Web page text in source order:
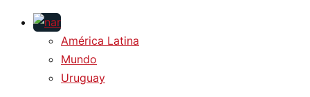
América Latina
Mundo
Uruguay